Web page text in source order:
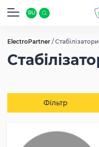
RU
ElectroPartner /
Фільтр